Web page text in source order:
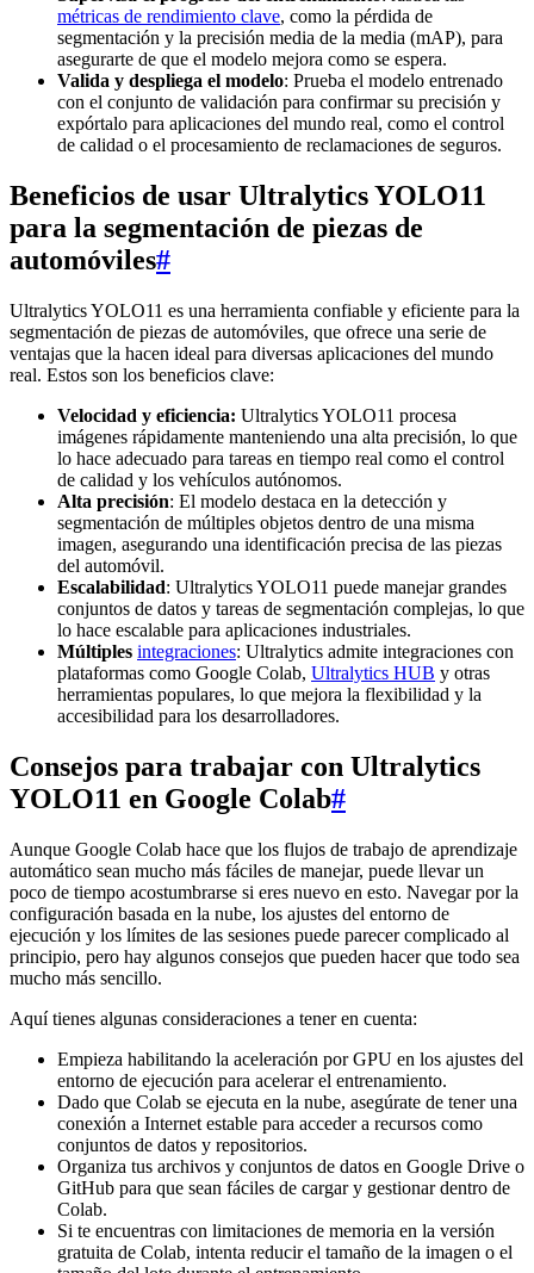
métricas de rendimiento clave, como la pérdida de
segmentación y la precisión media de la media (mAP), para
asegurarte de que el modelo mejora como se espera.
Valida y despliega el modelo: Prueba el modelo entrenado
con el conjunto de validación para confirmar su precisión y
expórtalo para aplicaciones del mundo real, como el control
de calidad o el procesamiento de reclamaciones de seguros.
Beneficios de usar Ultralytics YOLO11
para la segmentación de piezas de
automóviles#
Ultralytics YOLO11 es una herramienta confiable y eficiente para la
segmentación de piezas de automóviles, que ofrece una serie de
ventajas que la hacen ideal para diversas aplicaciones del mundo
real. Estos son los beneficios clave:
Velocidad y eficiencia: Ultralytics YOLO11 procesa
imágenes rápidamente manteniendo una alta precisión, lo que
lo hace adecuado para tareas en tiempo real como el control
de calidad y los vehículos autónomos.
Alta precisión: El modelo destaca en la detección y
segmentación de múltiples objetos dentro de una misma
imagen, asegurando una identificación precisa de las piezas
del automóvil.
Escalabilidad: Ultralytics YOLO11 puede manejar grandes
conjuntos de datos y tareas de segmentación complejas, lo que
lo hace escalable para aplicaciones industriales.
Múltiples integraciones: Ultralytics admite integraciones con
plataformas como Google Colab, Ultralytics HUB y otras
herramientas populares, lo que mejora la flexibilidad y la
accesibilidad para los desarrolladores.
Consejos para trabajar con Ultralytics
YOLO11 en Google Colab#
Aunque Google Colab hace que los flujos de trabajo de aprendizaje
automático sean mucho más fáciles de manejar, puede llevar un
poco de tiempo acostumbrarse si eres nuevo en esto. Navegar por la
configuración basada en la nube, los ajustes del entorno de
ejecución y los límites de las sesiones puede parecer complicado al
principio, pero hay algunos consejos que pueden hacer que todo sea
mucho más sencillo.
Aquí tienes algunas consideraciones a tener en cuenta:
Empieza habilitando la aceleración por GPU en los ajustes del
entorno de ejecución para acelerar el entrenamiento.
Dado que Colab se ejecuta en la nube, asegúrate de tener una
conexión a Internet estable para acceder a recursos como
conjuntos de datos y repositorios.
Organiza tus archivos y conjuntos de datos en Google Drive o
GitHub para que sean fáciles de cargar y gestionar dentro de
Colab.
Si te encuentras con limitaciones de memoria en la versión
gratuita de Colab, intenta reducir el tamaño de la imagen o el